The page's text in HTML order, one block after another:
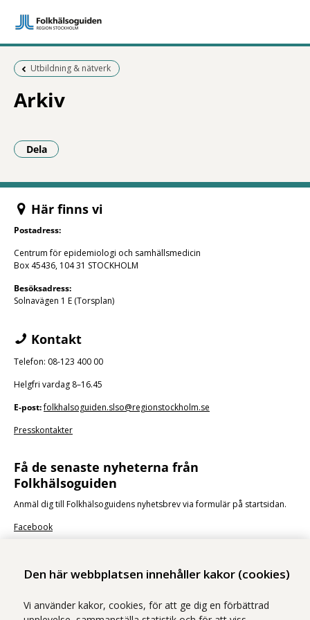
Den här webbplatsen innehåller kakor (cookies)
Vi använder kakor, cookies, för att ge dig en förbättrad
Föregående sida:
Utbildning & nätverk
Arkiv
Dela
- Klicka för att öppna delningsalternativ.
Här finns vi
Postadress:
Centrum för epidemiologi och samhällsmedicin
Box 45436, 104 31 STOCKHOLM
Besöksadress:
Solnavägen 1 E (Torsplan)
Kontakt
Telefon: 08-123 400 00
Helgfri vardag 8–16.45
E-post:folkhalsoguiden.slso@regionstockholm.se
Presskontakter
Få de senaste nyheterna från
Folkhälsoguiden
Anmäl dig till Folkhälsoguidens nyhetsbrev via formulär på startsidan.
Facebook